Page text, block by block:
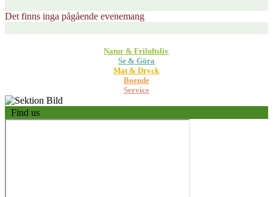
Det finns inga pågående evenemang
Natur & Friluftsliv
Se & Göra
Mat & Dryck
Boende
Service
Find us